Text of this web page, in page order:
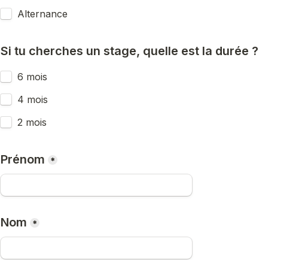
Alternance
Si tu cherches un stage, quelle est la durée ?
6 mois
4 mois
2 mois
Prénom *
Nom *